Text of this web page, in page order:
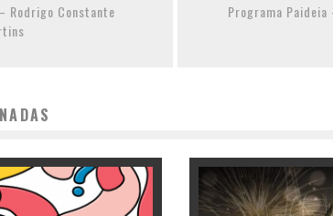
Rodrigo Constante
Programa